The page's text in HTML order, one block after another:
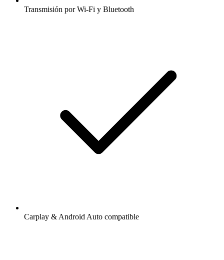
Transmisión por Wi-Fi y Bluetooth
Carplay & Android Auto compatible